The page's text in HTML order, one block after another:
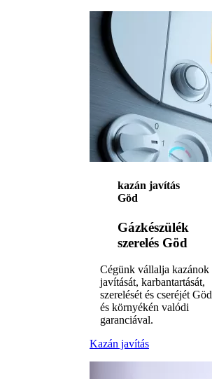
kazán javítás
Göd
Gázkészülék
szerelés Göd
Cégünk vállalja kazánok
javítását, karbantartását,
szerelését és cseréjét Göd
és környékén valódi
garanciával.
Kazán javítás